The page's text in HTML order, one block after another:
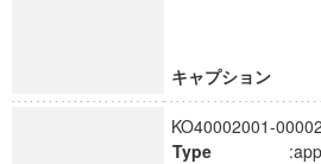
キャプション
KO40002001-
Type